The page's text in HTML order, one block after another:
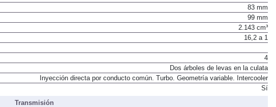
83 mm
99 mm
2.143 cm³
16,2 a 1
4
Dos árboles de levas en la culata
Inyección directa por conducto común. Turbo. Geometría variable. Intercooler
Sí
Transmisión